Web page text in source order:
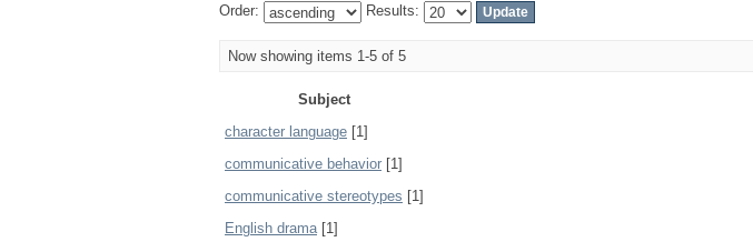
Order: Results:
Now showing items 1-5 of 5
Subject
character language [1]
communicative behavior [1]
communicative stereotypes [1]
English drama[1]